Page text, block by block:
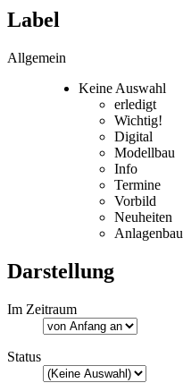
Label
Allgemein
Keine Auswahl
erledigt
Wichtig!
Digital
Modellbau
Info
Termine
Vorbild
Neuheiten
Anlagenbau
Darstellung
Im Zeitraum
Status